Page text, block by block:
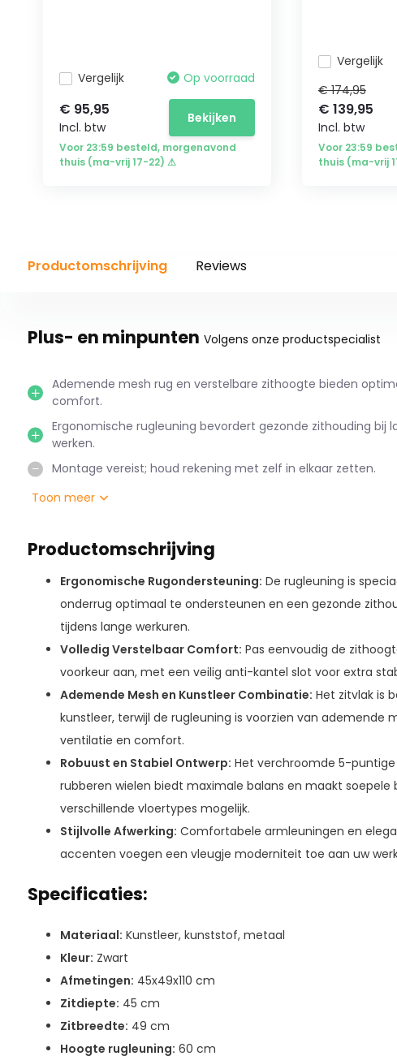
Vergelijk Op voorraad
€ 95,95
Incl. btw
Bekijken
Voor 23:59 besteld, morgenavond
thuis (ma-vrij 17-22) ⚠
Vergelijk
€ 174,95
€ 139,95
Incl. btw
Voor 23:59
thuis (ma-vrij
Productomschrijving Reviews
Plus- en minpunten Volgens onze productspecialist
Ademende mesh rug en verstelbare zithoogte bieden
comfort.
Ergonomische rugleuning bevordert gezonde zithouding bij
werken.
Montage vereist; houd rekening met zelf in elkaar zetten.
Toon meer
Productomschrijving
Ergonomische Rugondersteuning: De rugleuning is
onderrug optimaal te ondersteunen en een gezonde
tijdens lange werkuren.
Volledig Verstelbaar Comfort: Pas eenvoudig de
voorkeur aan, met een veilig anti-kantel slot voor extra
Ademende Mesh en Kunstleer Combinatie: Het zitvlak is
kunstleer, terwijl de rugleuning is voorzien van ademende
ventilatie en comfort.
Robuust en Stabiel Ontwerp: Het verchroomde 5-
rubberen wielen biedt maximale balans en maakt soepele
verschillende vloertypes mogelijk.
Stijlvolle Afwerking: Comfortabele armleuningen en
accenten voegen een vleugje moderniteit toe aan uw
Specificaties:
Materiaal: Kunstleer, kunststof, metaal
Kleur: Zwart
Afmetingen: 45x49x110 cm
Zitdiepte: 45 cm
Zitbreedte: 49 cm
Hoogte rugleuning: 60 cm